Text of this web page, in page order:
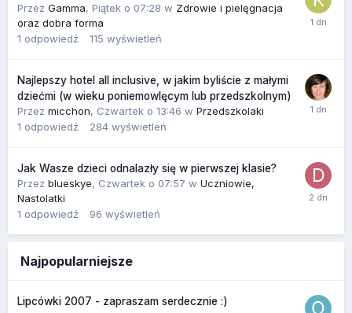
Przez Gamma, Piątek o 07:28 w Zdrowie i pielęgnacja
oraz dobra forma
1 odpowiedź 115 wyświetleń
Najlepszy hotel all inclusive, w jakim byliście z małymi
dziećmi (w wieku poniemowlęcym lub przedszkolnym)
Przez micchon, Czwartek o 13:46 w Przedszkolaki
1 odpowiedź 284 wyświetleń
Jak Wasze dzieci odnalazły się w pierwszej klasie?
Przez blueskye, Czwartek o 07:57 w Uczniowie,
Nastolatki
1 odpowiedź 96 wyświetleń
Najpopularniejsze
Lipcówki 2007 - zapraszam serdecznie :)